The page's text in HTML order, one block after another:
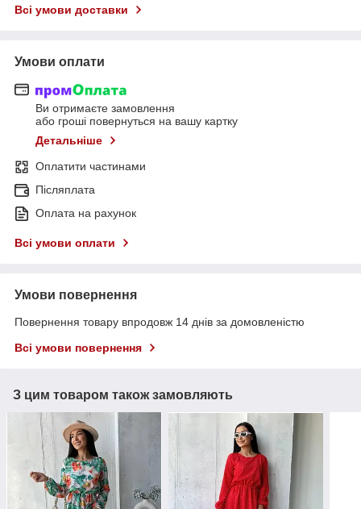
Всі умови доставки
Умови оплати
Ви отримаєте замовлення
або гроші повернуться на вашу картку
Детальніше
Оплатити частинами
Післяплата
Оплата на рахунок
Всі умови оплати
Умови повернення
Повернення товару впродовж 14 днів за домовленістю
Всі умови повернення
З цим товаром також замовляють